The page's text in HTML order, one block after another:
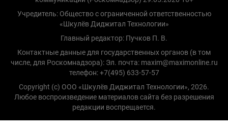
Учредитель: Общество с ограниченной ответственностью
«Шкулёв Диджитал Технологии»
Главный редактор: Пучков П. В.
Контактные данные для государственных органов (в том
числе, для Роскомнадзора): Эл. почта: maxim@maximonline.ru
телефон: +7(495) 633-57-57
Copyright (с) ООО «Шкулёв Диджитал Технологии», 2026.
Любое воспроизведение материалов сайта без разрешения
редакции воспрещается.